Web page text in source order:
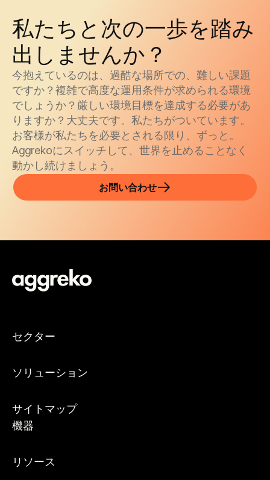
私たちと次の一歩を踏み
出しませんか？
今抱えているのは、過酷な場所での、難しい課題
ですか？複雑で高度な運用条件が求められる環境
でしょうか？厳しい環境目標を達成する必要があ
りますか？大丈夫です。私たちがついています。
お客様が私たちを必要とされる限り、ずっと。
Aggrekoにスイッチして、世界を止めることなく
動かし続けましょう。
お問い合わせ
セクター
ソリューション
サイトマップ
機器
リソース